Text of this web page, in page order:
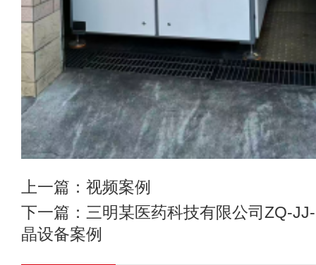
上一篇： 视频案例
下一篇： 三明某医药科技有限公司ZQ-
晶设备案例